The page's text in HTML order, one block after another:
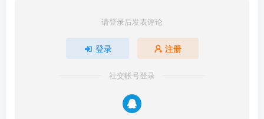
请登录后发表评论
登录 注册
社交帐号登录